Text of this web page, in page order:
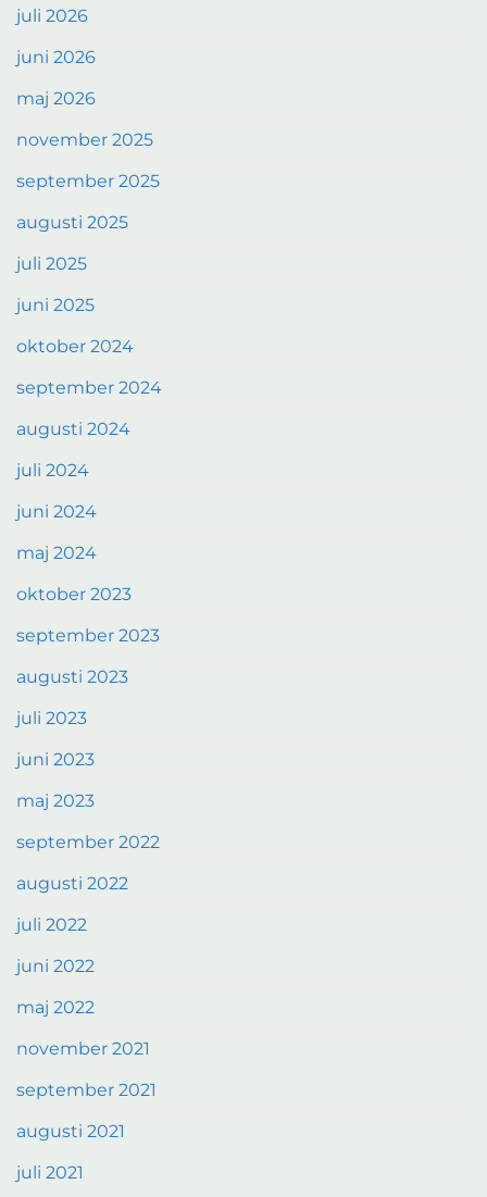
juli 2026
juni 2026
maj 2026
november 2025
september 2025
augusti 2025
juli 2025
juni 2025
oktober 2024
september 2024
augusti 2024
juli 2024
juni 2024
maj 2024
oktober 2023
september 2023
augusti 2023
juli 2023
juni 2023
maj 2023
september 2022
augusti 2022
juli 2022
juni 2022
maj 2022
november 2021
september 2021
augusti 2021
juli 2021